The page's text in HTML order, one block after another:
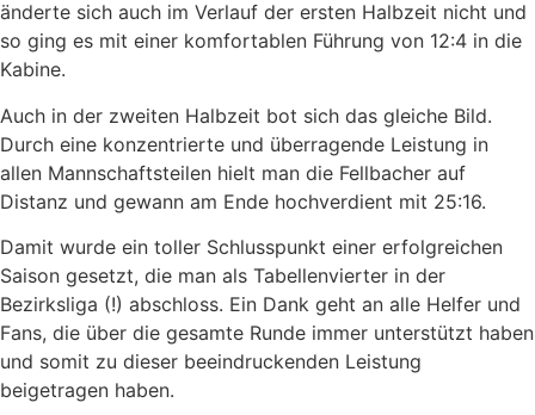
änderte sich auch im Verlauf der ersten Halbzeit nicht und
so ging es mit einer komfortablen Führung von 12:4 in die
Kabine.
Auch in der zweiten Halbzeit bot sich das gleiche Bild.
Durch eine konzentrierte und überragende Leistung in
allen Mannschaftsteilen hielt man die Fellbacher auf
Distanz und gewann am Ende hochverdient mit 25:16.
Damit wurde ein toller Schlusspunkt einer erfolgreichen
Saison gesetzt, die man als Tabellenvierter in der
Bezirksliga (!) abschloss. Ein Dank geht an alle Helfer und
Fans, die über die gesamte Runde immer unterstützt haben
und somit zu dieser beeindruckenden Leistung
beigetragen haben.